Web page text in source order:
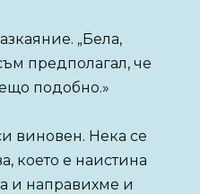
„Бела,
предполагал, че
подобно.»
виновен. Нека се
което е наистина
и направихме и